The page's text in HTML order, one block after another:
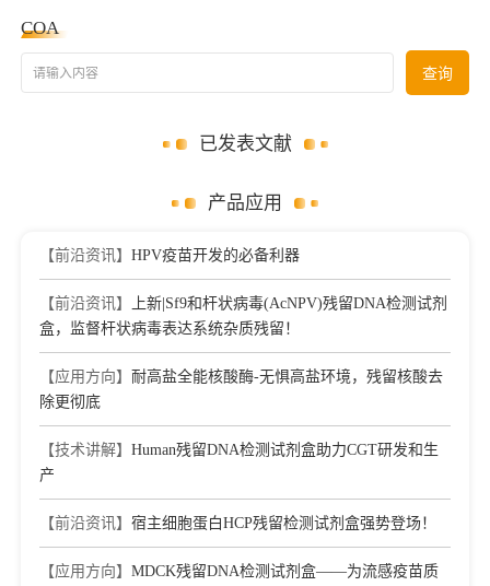
COA
请输入内容 查询
已发表文献
产品应用
【前沿资讯】 HPV疫苗开发的必备利器
【前沿资讯】
上新|Sf9和杆状病毒(AcNPV)残留DNA检测试剂
盒，监督杆状病毒表达系统杂质残留！
【应用方向】 耐高盐全能核酸酶-无惧高盐环境，残留核酸去
除更彻底
【技术讲解】 Human残留DNA检测试剂盒助力CGT研发和生
产
【前沿资讯】 宿主细胞蛋白HCP残留检测试剂盒强势登场！
【应用方向】 MDCK残留DNA检测试剂盒——为流感疫苗质